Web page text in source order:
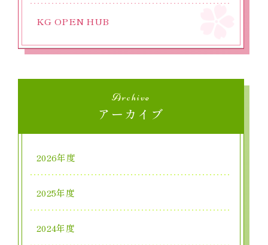
KG OPEN HUB
Archive
アーカイブ
2026年度
2025年度
2024年度